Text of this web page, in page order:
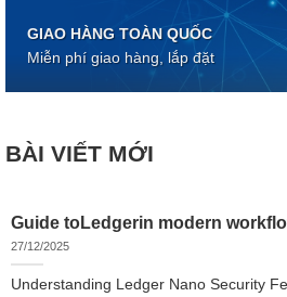
GIAO HÀNG TOÀN QUỐC
Miễn phí giao hàng, lắp đặt
BÀI VIẾT MỚI
Guide toLedgerin modern
27/12/2025
Understanding Ledger Nano Security